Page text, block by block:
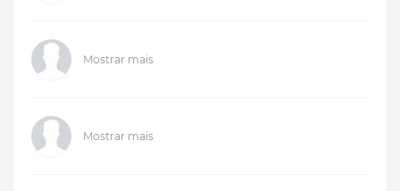
Mostrar mais
Mostrar mais